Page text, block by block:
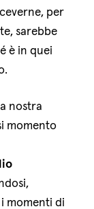
per
sarebbe
è in quei
nostra
momento
momenti di